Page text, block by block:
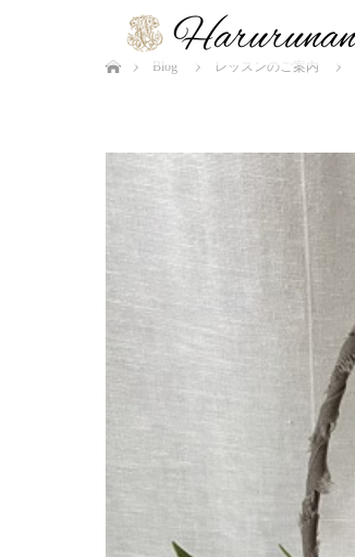
ホーム
Blog
レッスンのご案内